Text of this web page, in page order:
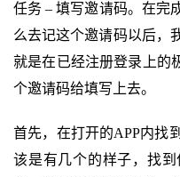
任务 – 填写邀请码。在完
么去记这个邀请码以后，
就是在已经注册登录上的
个邀请码给填写上去。
首先，在打开的APP内找
该是有几个的样子，找